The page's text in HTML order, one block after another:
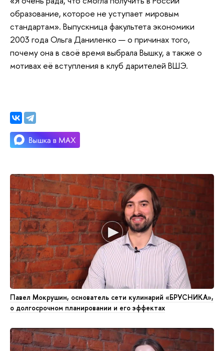
Павел Мокрушин, основатель сети кулинарий «БРУСНИКА»,
о долгосрочном планировании и его эффектах
образование, которое не уступает мировым
стандартам». Выпускница факультета экономики
2003 года Ольга Даниленко — о причинах того,
почему она в своё время выбрала Вышку, а также о
мотивах её вступления в клуб дарителей ВШЭ.